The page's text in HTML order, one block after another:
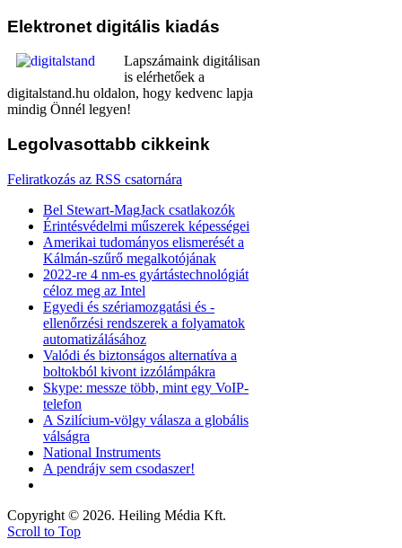
Elektronet digitális kiadás
Lapszámaink digitálisan
is elérhetőek a
digitalstand.hu oldalon, hogy kedvenc lapja
mindig Önnél legyen!
Legolvasottabb cikkeink
Feliratkozás az RSS csatornára
Bel Stewart-MagJack csatlakozók
Érintésvédelmi műszerek képességei
Amerikai tudományos elismerését a
Kálmán-szűrő megalkotójának
2022-re 4 nm-es gyártástechnológiát
céloz meg az Intel
Egyedi és szériamozgatási és -
ellenőrzési rendszerek a folyamatok
automatizálásához
Valódi és biztonságos alternatíva a
boltokból kivont izzólámpákra
Skype: messze több, mint egy VoIP-
telefon
A Szilícium-völgy válasza a globális
válságra
National Instruments
A pendrájv sem csodaszer!
Copyright © 2026. Heiling Média Kft.
Scroll to Top